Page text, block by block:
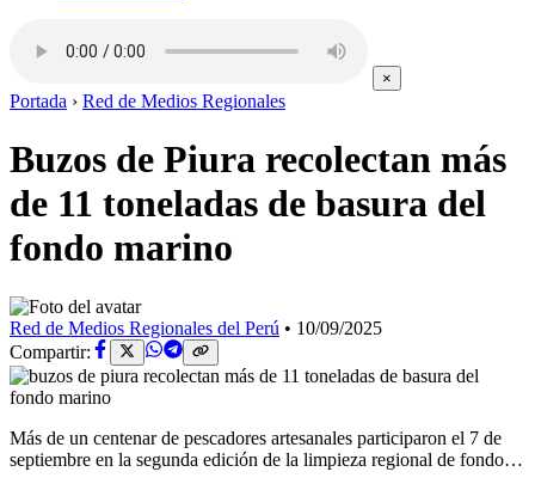
×
Portada › Red de Medios Regionales
Buzos de Piura recolectan más
de 11 toneladas de basura del
fondo marino
Red de Medios Regionales del Perú • 10/09/2025
Compartir:
Más de un centenar de pescadores artesanales participaron el 7 de
septiembre en la segunda edición de la limpieza regional de fondo…